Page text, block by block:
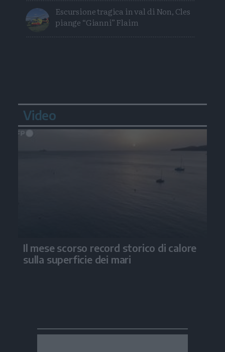
Escursione tragica in val di Non, Cles
piange “Gianni” Flaim
Video
Il mese scorso record storico di calore
sulla superficie dei mari